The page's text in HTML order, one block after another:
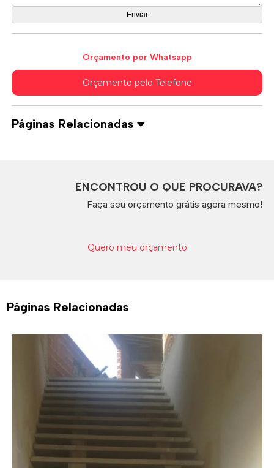
Orçamento por Whatsapp
Orçamento pelo Telefone
Páginas Relacionadas
ENCONTROU O QUE PROCURAVA?
Faça seu orçamento grátis agora mesmo!
Quero meu orçamento
Páginas Relacionadas